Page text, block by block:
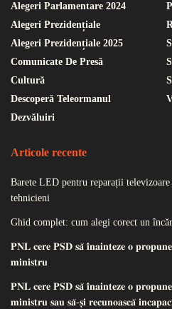
Alegeri Parlamentare 2024
Alegeri Prezidențiale
Alegeri Prezidențiale 2025
Comunicate De Presă
Cultură
Descoperă Teleormanul
Dezvăluiri
Articole recente
Barete LED pentru reparații
tehnicieni
Ghid complet: cum alegi corect un
𝐏𝐍𝐋 𝐜𝐞𝐫𝐞 𝐏𝐒𝐃 𝐬𝐚̆ 𝐢̂𝐧𝐚𝐢𝐧𝐭𝐞𝐳𝐞 𝐨
𝐦𝐢𝐧𝐢𝐬𝐭𝐫𝐮
𝐏𝐍𝐋 𝐜𝐞𝐫𝐞 𝐏𝐒𝐃 𝐬𝐚̆ 𝐢̂𝐧𝐚𝐢𝐧𝐭𝐞𝐳𝐞 𝐨
𝐦𝐢𝐧𝐢𝐬𝐭𝐫𝐮 𝐬𝐚𝐮 𝐬𝐚̆-𝐬̦𝐢 𝐫𝐞𝐜𝐮𝐧𝐨𝐚𝐬𝐜𝐚̆